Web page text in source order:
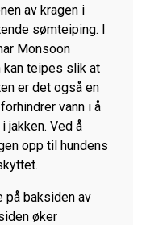
av kragen i
sømteiping. I
Monsoon
kan teipes slik at
er det også en
vann i å
jakken. Ved å
opp til hundens
på baksiden av
øker